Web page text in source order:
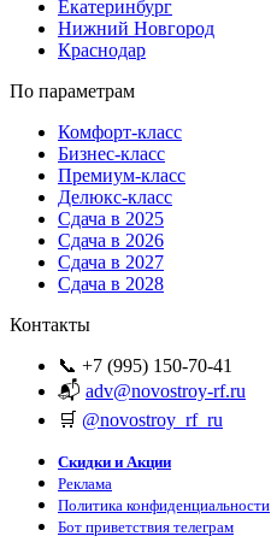
Екатеринбург
Нижний Новгород
Краснодар
По параметрам
Комфорт-класс
Бизнес-класс
Премиум-класс
Делюкс-класс
Сдача в 2025
Сдача в 2026
Сдача в 2027
Сдача в 2028
Контакты
📞 +7 (995) 150-70-41
📬 adv@novostroy-rf.ru
🛒 @novostroy_rf_ru
Скидки и Акции
Реклама
Политика конфиденциальности
Бот приветствия телеграм